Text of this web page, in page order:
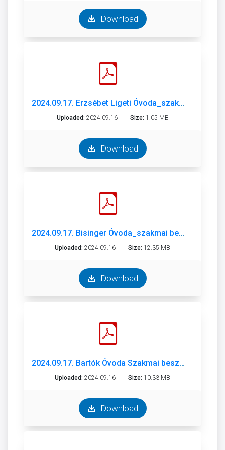
Download
2024.09.17. Erzsébet Ligeti Óvoda_szakmai beszámoló_2023-2024.pdf
Uploaded: 2024.09.16 Size: 1.05 MB
Download
2024.09.17. Bisinger Óvoda_szakmai beszámoló_2023-2024..pdf
Uploaded: 2024.09.16 Size: 12.35 MB
Download
2024.09.17. Bartók Óvoda Szakmai beszámoló 2023-2024.pdf
Uploaded: 2024.09.16 Size: 10.33 MB
Download